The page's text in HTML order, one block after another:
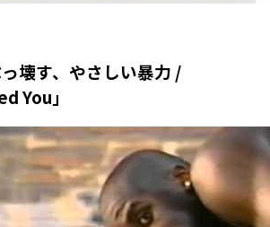
壊す、やさしい暴力 /
You」